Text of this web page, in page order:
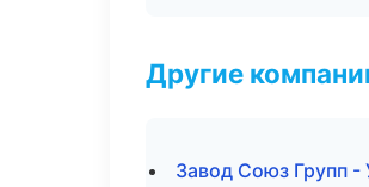
Другие
Завод Союз Групп -